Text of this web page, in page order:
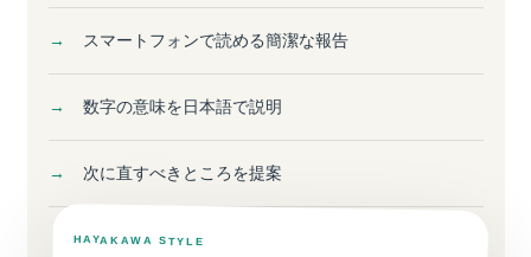
スマートフォンで読める簡潔な報告
数字の意味を日本語で説明
次に直すべきところを提案
HAYAKAWA STYLE